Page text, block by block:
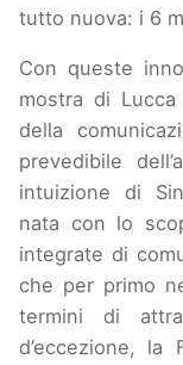
tutto nuova: i 6
Con queste
mostra di
della
prevedibile
intuizione di
nata con lo
integrate di
che per primo
termini di
d’eccezione, la